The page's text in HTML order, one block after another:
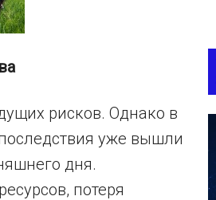
рисков. Однако в
уже вышли
дня.
потеря